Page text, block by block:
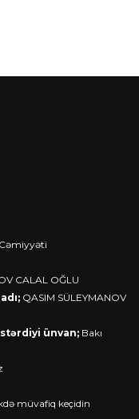
CALAL OĞLU
QASIM SÜLEYMANOV
ünvan; Bakı
müvafiq keçidin